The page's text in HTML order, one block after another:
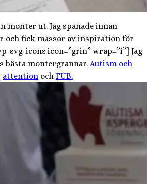
monter ut. Jag spanade innan
och fick massor av inspiration för
svg-icons icon=”grin” wrap=”i”] Jag
bästa montergrannar. Autism och
, attention och FUB.